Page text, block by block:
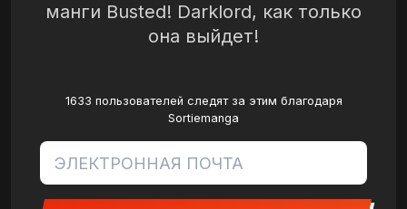
манги Busted! Darklord, как только
она выйдет!
1633 пользователей следят за этим благодаря
Sortiemanga